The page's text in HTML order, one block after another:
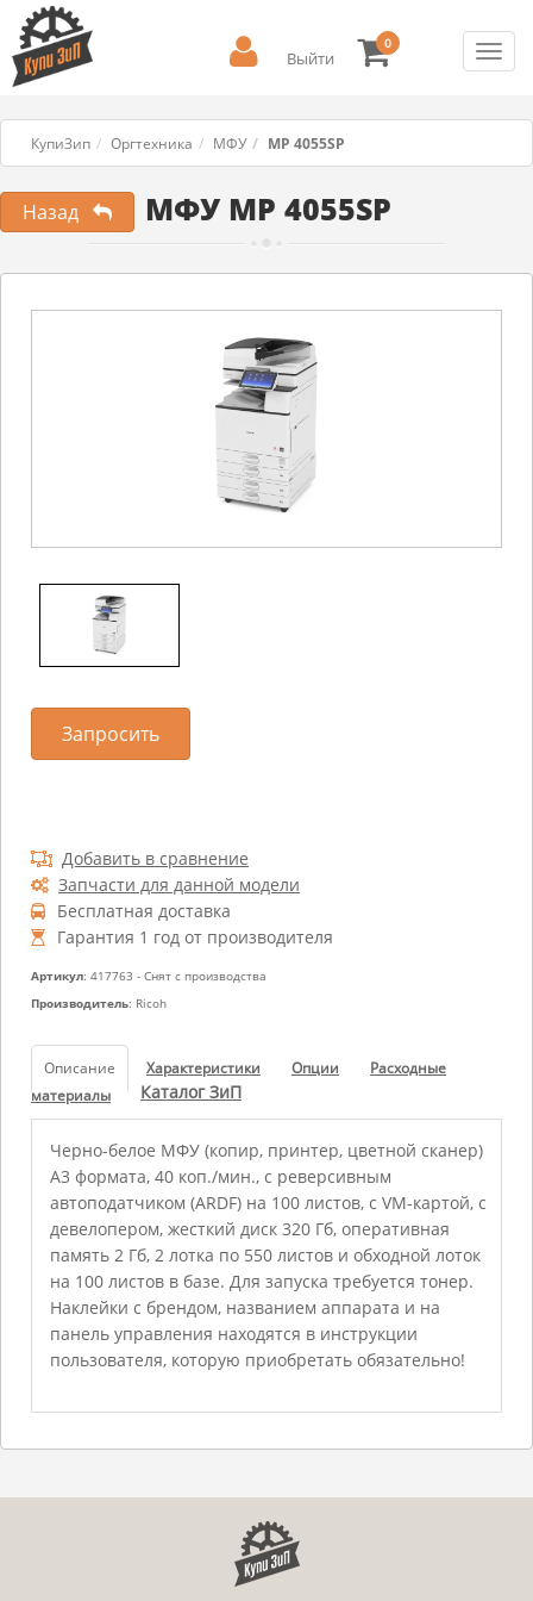
Выйти
0
КупиЗип Оргтехника МФУ MP 4055SP
МФУ MP 4055SP
Назад
Добавить в сравнение
Запчасти для данной модели
Бесплатная доставка
Гарантия 1 год от производителя
Артикул: 417763 - Снят с производства
Производитель: Ricoh
Запросить
Описание Характеристики Опции
Расходные
материалы
Каталог ЗиП
Черно-белое МФУ (копир, принтер, цветной сканер)
А3 формата, 40 коп./мин., с реверсивным
автоподатчиком (ARDF) на 100 листов, с VM-картой, с
девелопером, жесткий диск 320 Гб, оперативная
память 2 Гб, 2 лотка по 550 листов и обходной лоток
на 100 листов в базе. Для запуска требуется тонер.
Наклейки с брендом, названием аппарата и на
панель управления находятся в инструкции
пользователя, которую приобретать обязательно!